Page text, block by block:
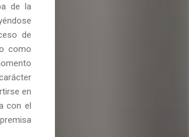
de la
de
como
en
con el